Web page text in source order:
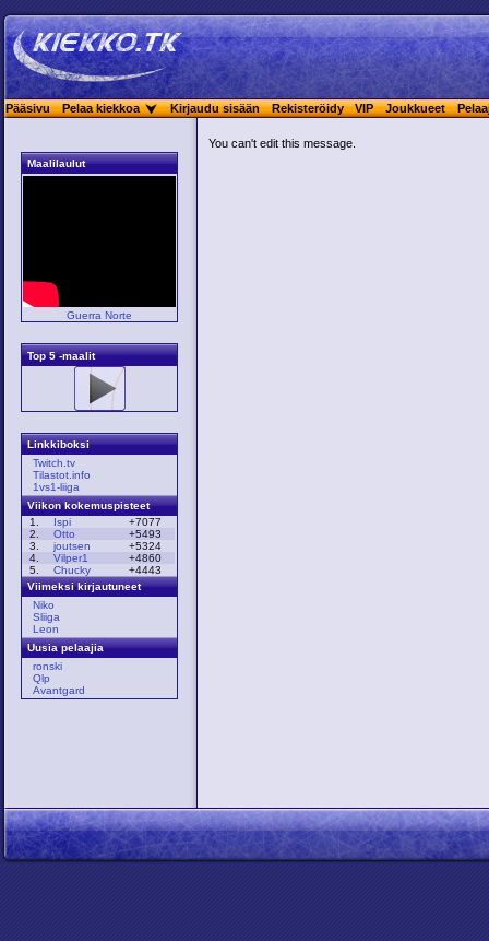
Pääsivu Pelaa kiekkoa Kirjaudu sisään Rekisteröidy VIP Joukkueet
Maalilaulut
Guerra Norte
Top 5 -maalit
Linkkiboksi
Twitch.tv
Tilastot.info
1vs1-liiga
Viikon kokemuspisteet
1.
Ispi
+7077
2.
Otto
+5493
3.
joutsen
+5324
4.
Vilper1
+4860
5.
Chucky
+4443
Viimeksi kirjautuneet
Niko
Sliiga
Leon
Uusia pelaajia
ronski
Qlp
Avantgard
You can't edit this message.